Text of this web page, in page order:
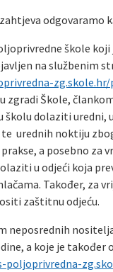
odgovaramo
škole koji
na službenim
zg.skole.hr/
zgradi Škole,
školu dolaziti uredni,
urednih noktiju
a posebno za
u odjeći koja
Također, za
zaštitnu odjeću.
neposrednih
a koje je